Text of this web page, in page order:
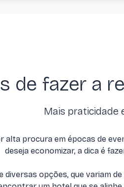
de fazer a
Mais praticidade
procura em épocas de
deseja economizar, a dica é
opções, que variam